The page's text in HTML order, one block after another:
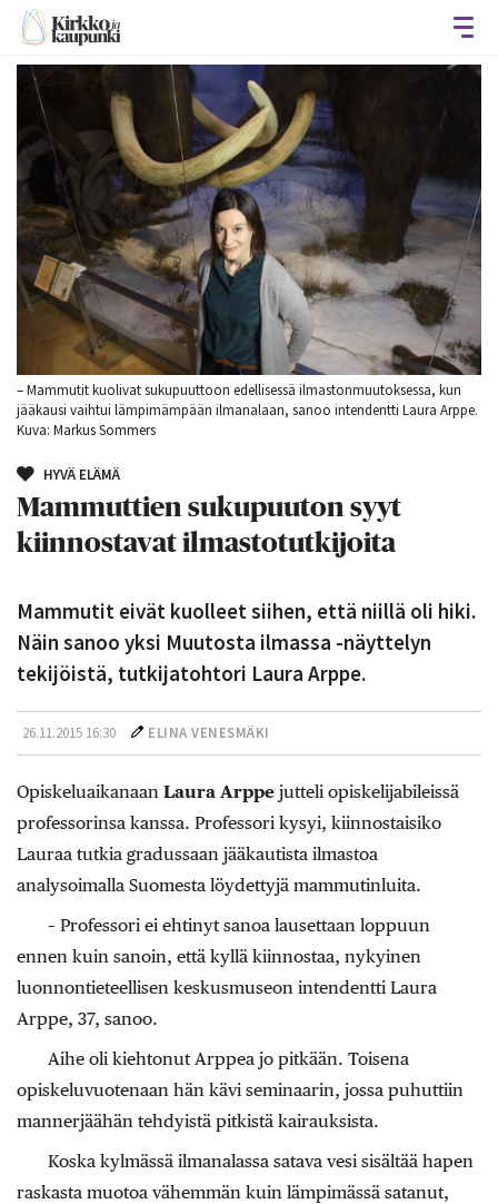
– Mammutit kuolivat sukupuuttoon edellisessä ilmastonmuutoksessa, kun
jääkausi vaihtui lämpimämpään ilmanalaan, sanoo intendentti Laura Arppe.
Kuva: Markus Sommers
HYVÄ ELÄMÄ
Mammuttien sukupuuton syyt
kiinnostavat ilmastotutkijoita
Mammutit eivät kuolleet siihen, että niillä oli hiki.
Näin sanoo yksi Muutosta ilmassa -näyttelyn
tekijöistä, tutkijatohtori Laura Arppe.
26.11.2015 16:30 ELINA VENESMÄKI
Opiskeluaikanaan Laura Arppe jutteli opiskelijabileissä
professorinsa kanssa. Professori kysyi, kiinnostaisiko
Lauraa tutkia gradussaan jääkautista ilmastoa
analysoimalla Suomesta löydettyjä mammutinluita.
– Professori ei ehtinyt sanoa lausettaan loppuun
ennen kuin sanoin, että kyllä kiinnostaa, nykyinen
luonnontieteellisen keskusmuseon intendentti Laura
Arppe, 37, sanoo.
Aihe oli kiehtonut Arppea jo pitkään. Toisena
opiskeluvuotenaan hän kävi seminaarin, jossa puhuttiin
mannerjäähän tehdyistä pitkistä kairauksista.
Koska kylmässä ilmanalassa satava vesi sisältää hapen
raskasta muotoa vähemmän kuin lämpimässä satanut,